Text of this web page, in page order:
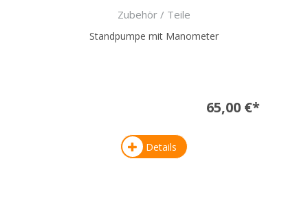
Zubehör / Teile
Standpumpe mit Manometer
65,00 €*
Details